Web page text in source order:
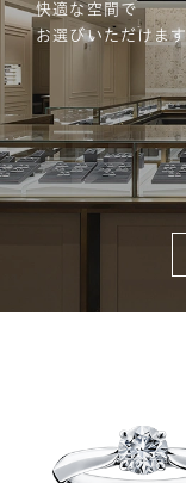
快適な空間で
お選びいただけます